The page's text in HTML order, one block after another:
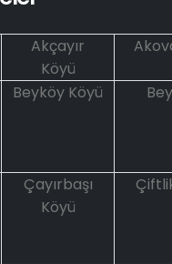
Akçayır
Köyü
Beyköy Köyü
Çayırbaşı
Köyü